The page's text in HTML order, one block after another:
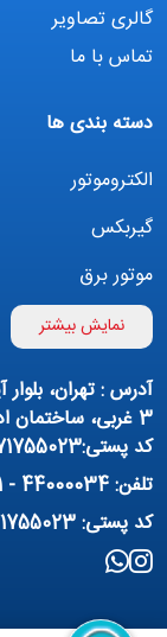
گالری تصاویر
تماس با ما
دسته بندی ها
الکتروموتور
گیربکس
موتور برق
اینورتر
تهویه مطبوع
پمپ هواده
فیلتراسیون و تصفیه
منبع آب (تانکر آب)
مواد شیمیایی
نمایش بیشتر
آدرس : تهران، بلوار
کد پستی:1471755023
تلفن: 44000034 - 021
کد پستی: 1471755023